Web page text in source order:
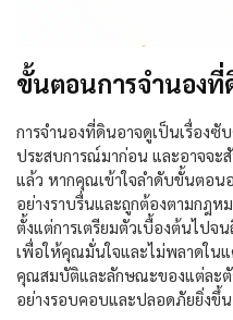
ขั้นตอนการจำนองที่
การจำนองที่ดินอาจดูเป็นเรื่องซั
ประสบการณ์มาก่อน และอาจจะ
แล้ว หากคุณเข้าใจลำดับขั้นตอน
อย่างราบรื่นและถูกต้องตามกฎ
ตั้งแต่การเตรียมตัวเบื้องต้นไปจ
เพื่อให้คุณมั่นใจและไม่พลาดใน
คุณสมบัติและลักษณะของแต่ละตั
อย่างรอบคอบและปลอดภัยยิ่งขึ้น